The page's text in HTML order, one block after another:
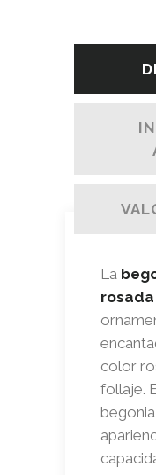
La
rosada
color
follaje.